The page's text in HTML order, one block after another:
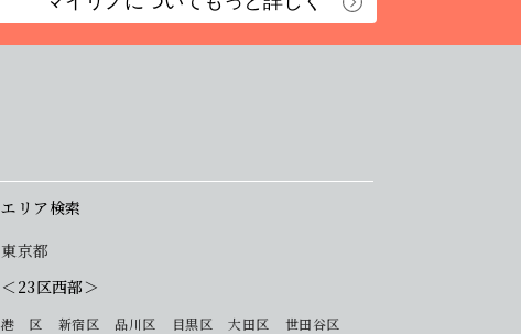
エリア検索
東京都
＜23区西部＞
港 区 新宿区 品川区 目黒区 大田区
世田谷区